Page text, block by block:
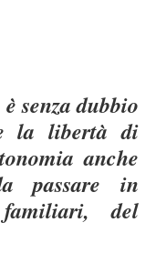
senza dubbio
la libertà di
anche
passare in
del